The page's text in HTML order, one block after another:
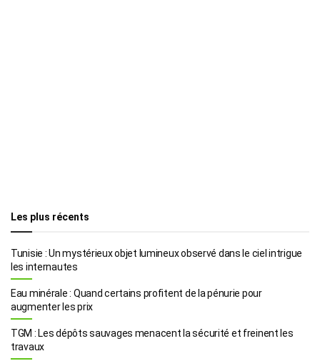
Les plus récents
Tunisie : Un mystérieux objet lumineux observé dans le ciel intrigue
les internautes
Eau minérale : Quand certains profitent de la pénurie pour
augmenter les prix
TGM : Les dépôts sauvages menacent la sécurité et freinent les
travaux